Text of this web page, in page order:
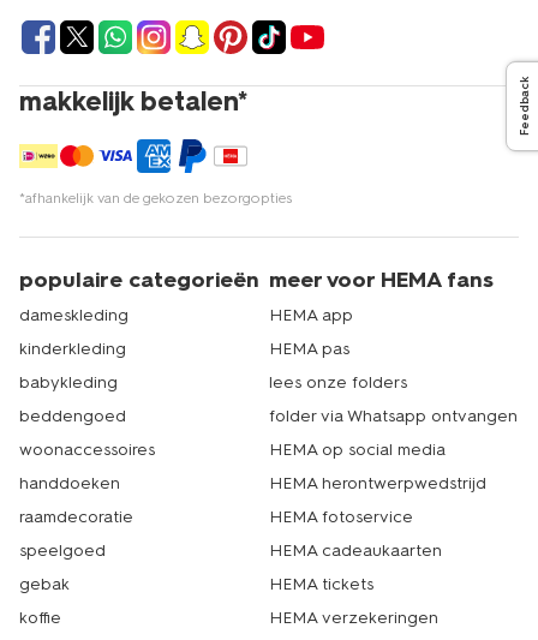
makkelijk betalen*
*afhankelijk van de gekozen bezorgopties
populaire categorieën
dameskleding
kinderkleding
babykleding
beddengoed
woonaccessoires
handdoeken
raamdecoratie
speelgoed
gebak
koffie
meer voor HEMA fans
HEMA app
HEMA pas
lees onze folders
folder via Whatsapp ontvangen
HEMA op social media
HEMA herontwerpwedstrijd
HEMA fotoservice
HEMA cadeaukaarten
HEMA tickets
HEMA verzekeringen
Feedback